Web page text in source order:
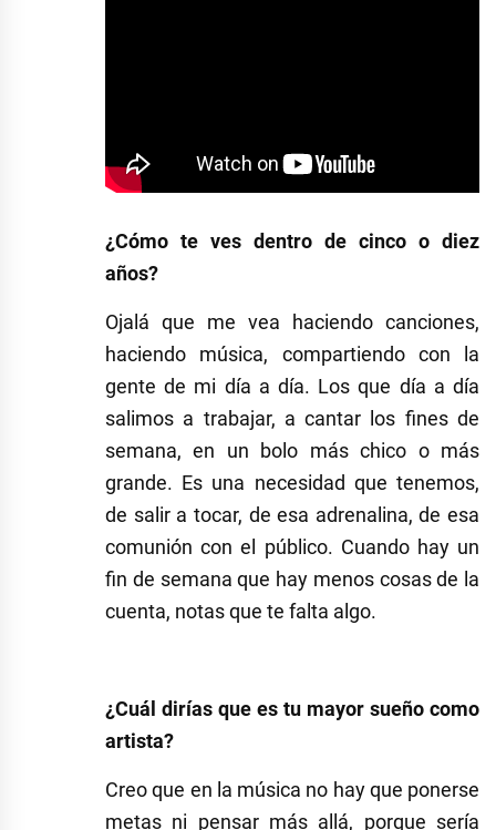
¿Cómo te ves dentro de cinco o diez
años?
Ojalá que me vea haciendo canciones,
haciendo música, compartiendo con la
gente de mi día a día. Los que día a día
salimos a trabajar, a cantar los fines de
semana, en un bolo más chico o más
grande. Es una necesidad que tenemos,
de salir a tocar, de esa adrenalina, de esa
comunión con el público. Cuando hay un
fin de semana que hay menos cosas de la
cuenta, notas que te falta algo.
¿Cuál dirías que es tu mayor sueño como
artista?
Creo que en la música no hay que ponerse
metas ni pensar más allá, porque sería